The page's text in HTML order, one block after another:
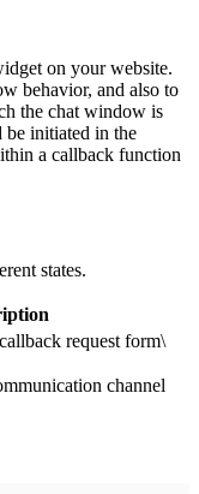
on your website.
behavior, and also to
the chat window is
be initiated in the
a callback function
states.
request form\
channel